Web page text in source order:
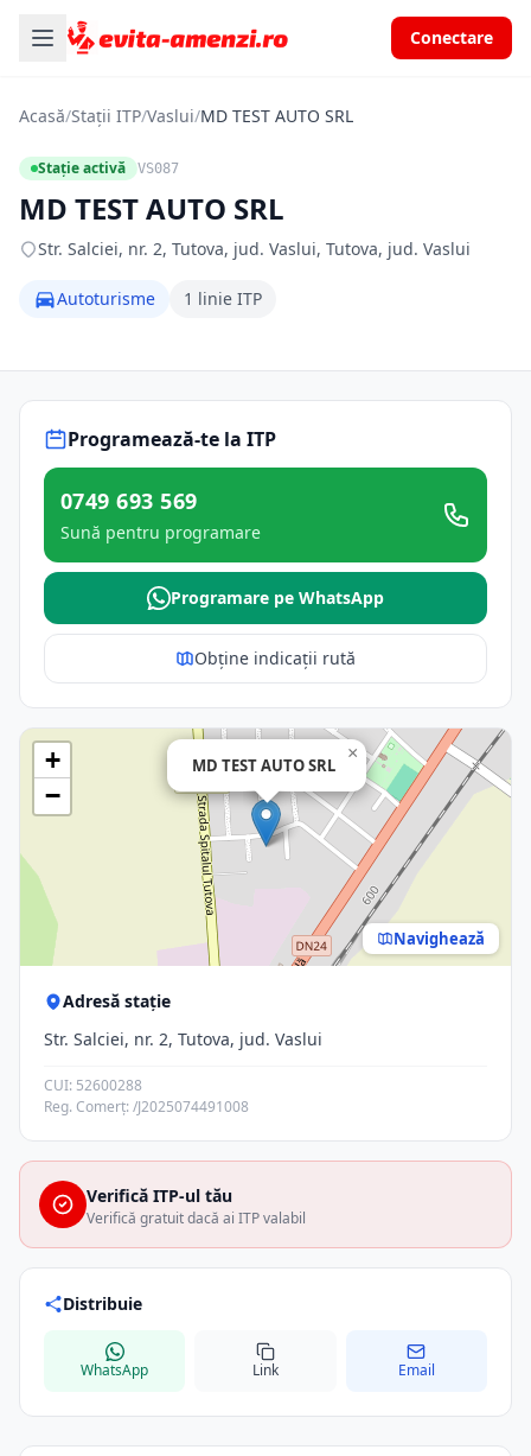
Conectare
Acasă/Stații ITP/Vaslui/MD TEST AUTO SRL
Stație activă VS087
MD TEST AUTO SRL
Str. Salciei, nr. 2, Tutova, jud. Vaslui, Tutova, jud. Vaslui
Autoturisme 1 linie ITP
Programează-te la ITP
0749 693 569
Sună pentru programare
Programare pe WhatsApp
Obține indicații rută
MD TEST AUTO SRL
×
+
−
Navighează
Adresă stație
Str. Salciei, nr. 2, Tutova, jud. Vaslui
CUI: 52600288
Reg. Comerț: /J2025074491008
Verifică ITP-ul tău
Verifică gratuit dacă ai ITP valabil
Distribuie
WhatsApp Link Email